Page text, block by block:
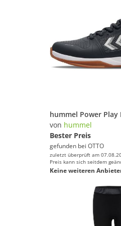
von hummel
Bester Preis
gefunden bei OTTO
zuletzt überprüft am
Preis kann sich seitdem
Keine weiteren